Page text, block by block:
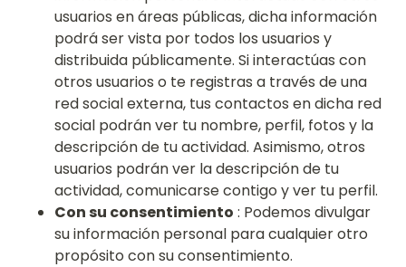
usuarios en áreas públicas, dicha información
podrá ser vista por todos los usuarios y
distribuida públicamente. Si interactúas con
otros usuarios o te registras a través de una
red social externa, tus contactos en dicha red
social podrán ver tu nombre, perfil, fotos y la
descripción de tu actividad. Asimismo, otros
usuarios podrán ver la descripción de tu
actividad, comunicarse contigo y ver tu perfil.
Con su consentimiento : Podemos divulgar
su información personal para cualquier otro
propósito con su consentimiento.